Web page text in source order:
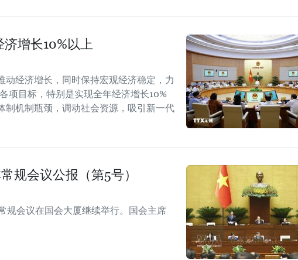
增长10%以上
经济增长，同时保持宏观经济稳定，力
项目标，特别是实现全年经济增长10%
制机制瓶颈，调动社会资源，吸引新一代
规会议公报（第5号）
规会议在国会大厦继续举行。国会主席